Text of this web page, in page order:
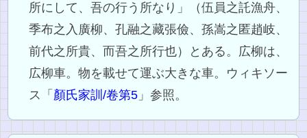
所にして、吾の行う所なり」（伍員之託漁舟、
季布之入廣柳、孔融之藏張儉、孫嵩之匿趙岐、
前代之所貴、而吾之所行也）とある。広柳は、
広柳車。物を載せて運ぶ大きな車。ウィキソー
ス「 顏氏家訓/卷第5 」参照。